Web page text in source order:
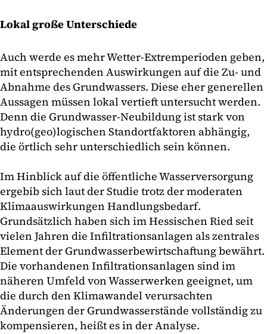
Lokal große Unterschiede
Auch werde es mehr Wetter-Extremperioden geben,
mit entsprechenden Auswirkungen auf die Zu- und
Abnahme des Grundwassers. Diese eher generellen
Aussagen müssen lokal vertieft untersucht werden.
Denn die Grundwasser-Neubildung ist stark von
hydro(geo)logischen Standortfaktoren abhängig,
die örtlich sehr unterschiedlich sein können.
Im Hinblick auf die öffentliche Wasserversorgung
ergebib sich laut der Studie trotz der moderaten
Klimaauswirkungen Handlungsbedarf.
Grundsätzlich haben sich im Hessischen Ried seit
vielen Jahren die Infiltrationsanlagen als zentrales
Element der Grundwasserbewirtschaftung bewährt.
Die vorhandenen Infiltrationsanlagen sind im
näheren Umfeld von Wasserwerken geeignet, um
die durch den Klimawandel verursachten
Änderungen der Grundwasserstände vollständig zu
kompensieren, heißt es in der Analyse.